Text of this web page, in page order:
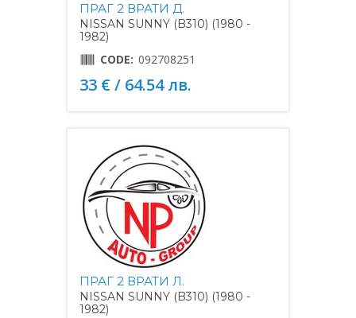
ПРАГ 2 ВРАТИ Д.
NISSAN SUNNY (B310) (1980 -
1982)
CODE: 092708251
33 € / 64.54 лв.
ПРАГ 2 ВРАТИ Л.
NISSAN SUNNY (B310) (1980 -
1982)